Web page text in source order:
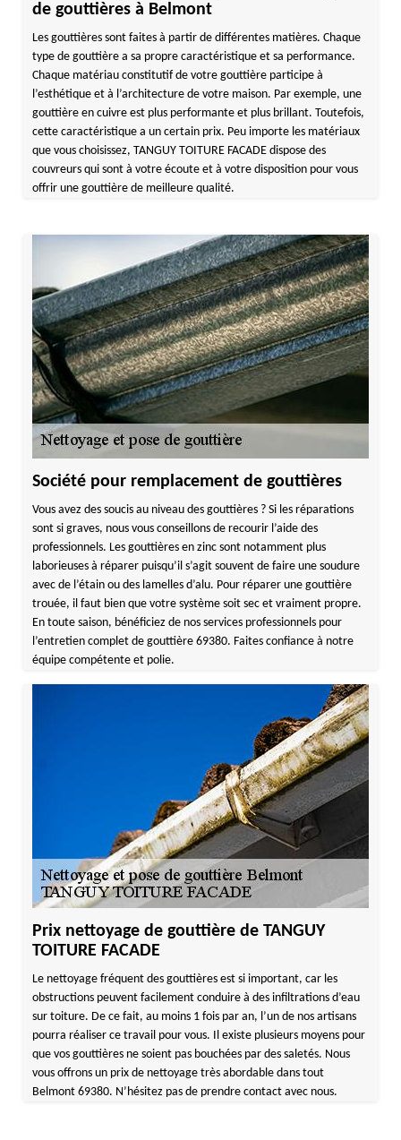
de gouttières à Belmont
Les gouttières sont faites à partir de différentes matières. Chaque
type de gouttière a sa propre caractéristique et sa performance.
Chaque matériau constitutif de votre gouttière participe à
l’esthétique et à l’architecture de votre maison. Par exemple, une
gouttière en cuivre est plus performante et plus brillant. Toutefois,
cette caractéristique a un certain prix. Peu importe les matériaux
que vous choisissez, TANGUY TOITURE FACADE dispose des
couvreurs qui sont à votre écoute et à votre disposition pour vous
offrir une gouttière de meilleure qualité.
Société pour remplacement de gouttières
Vous avez des soucis au niveau des gouttières ? Si les réparations
sont si graves, nous vous conseillons de recourir l’aide des
professionnels. Les gouttières en zinc sont notamment plus
laborieuses à réparer puisqu’il s’agit souvent de faire une soudure
avec de l’étain ou des lamelles d’alu. Pour réparer une gouttière
trouée, il faut bien que votre système soit sec et vraiment propre.
En toute saison, bénéficiez de nos services professionnels pour
l’entretien complet de gouttière 69380. Faites confiance à notre
équipe compétente et polie.
Prix nettoyage de gouttière de TANGUY
TOITURE FACADE
Le nettoyage fréquent des gouttières est si important, car les
obstructions peuvent facilement conduire à des infiltrations d’eau
sur toiture. De ce fait, au moins 1 fois par an, l’un de nos artisans
pourra réaliser ce travail pour vous. Il existe plusieurs moyens pour
que vos gouttières ne soient pas bouchées par des saletés. Nous
vous offrons un prix de nettoyage très abordable dans tout
Belmont 69380. N’hésitez pas de prendre contact avec nous.